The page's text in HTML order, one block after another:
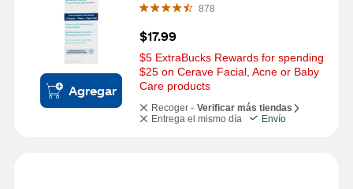
Agregar
878
$17.99
$5 ExtraBucks Rewards for spending
$25 on Cerave Facial, Acne or Baby
Care products
Recoger - Verificar más tiendas
Entrega el mismo día
Envío